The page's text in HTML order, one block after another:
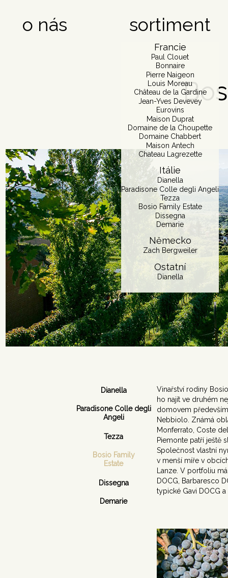
o nás sortiment
Francie
Paul Clouet
Bonnaire
Pierre Naigeon
Louis Moreau
Château de la Gardine
Jean-Yves Devevey
Eurovins
Maison Duprat
Domaine de la Choupette
Domaine Chabbert
Maison Antech
Chateau Lagrezette
Itálie
Dianella
Paradisone Colle degli Angeli
Tezza
Bosio Family Estate
Dissegna
Demarie
Německo
Zach Bergweiler
Ostatní
Dianella
Dianella
Paradisone Colle degli
Angeli
Tezza
Bosio Family
Estate
Dissegna
Demarie
Vinařství rodiny
ho najít ve druhém
domovem
Nebbiolo. Známá
Monferrato, Coste
Piemonte patří ještě
Společnost vlastní
v menší míře v
Lanze. V portfoliu
DOCG, Barbaresco
typické Gavi DOCG